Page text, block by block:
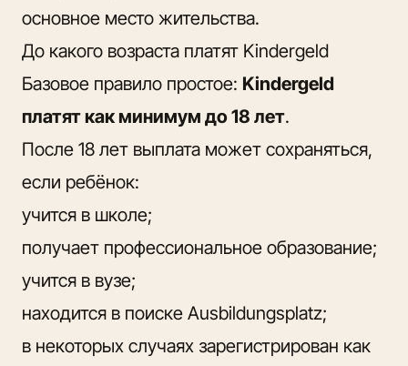
основное место жительства.
До какого возраста платят Kindergeld
Базовое правило простое: Kindergeld
платят как минимум до 18 лет.
После 18 лет выплата может сохраняться,
если ребёнок:
учится в школе;
получает профессиональное образование;
учится в вузе;
находится в поиске Ausbildungsplatz;
в некоторых случаях зарегистрирован как